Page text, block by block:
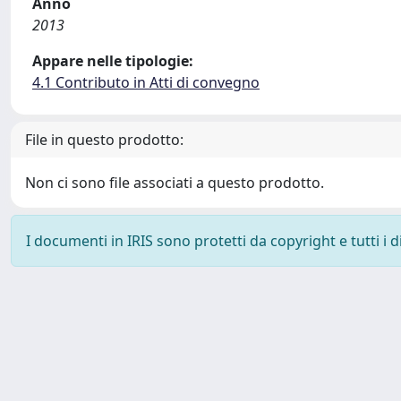
2013
Appare nelle tipologie:
4.1 Contributo in Atti di convegno
File in questo prodotto:
Non ci sono file associati a questo prodotto.
I documenti in IRIS sono protetti da copyright e tutti i